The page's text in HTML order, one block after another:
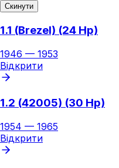
Скинути
1.1 (Brezel) (24 Hp)
1946 — 1953
Відкрити
1.2 (42005) (30 Hp)
1954 — 1965
Відкрити